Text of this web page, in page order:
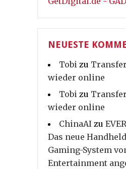
NEUESTE
Tobi zu
wieder online
Tobi zu
wieder online
ChinaAI zu
Das neue
Gaming-System
Entertainment